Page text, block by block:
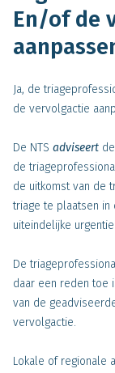
En/of de
Ja, de
de vervolgactie
De NTS adviseert
de
de uitkomst van de
triage te plaatsen in
uiteindelijke
De
daar een reden toe
van de
vervolgactie.
Lokale of regionale